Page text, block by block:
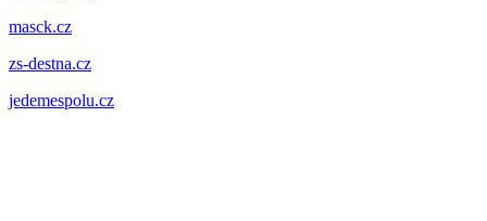
masck.cz
zs-destna.cz
jedemespolu.cz